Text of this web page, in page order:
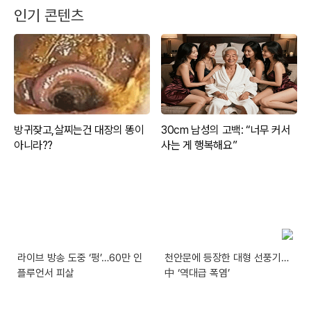
인기 콘텐츠
라이브 방송 도중 ‘펑’…60만 인
플루언서 피살
천안문에 등장한 대형 선풍기…
中 ‘역대급 폭염’